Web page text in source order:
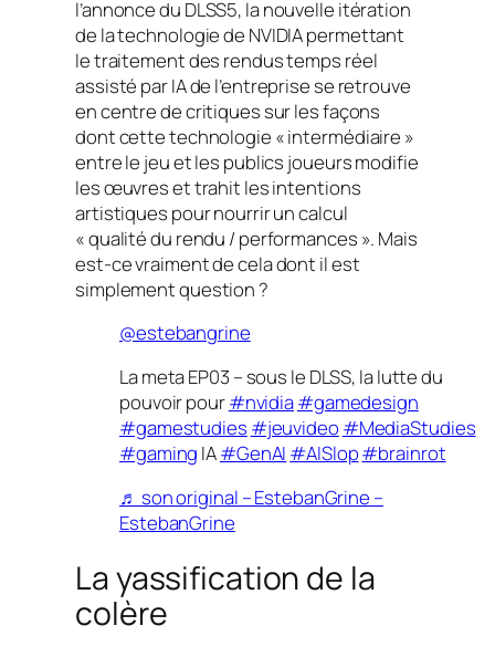
l’annonce du DLSS5, la nouvelle itération
de la technologie de NVIDIA permettant
le traitement des rendus temps réel
assisté par IA de l’entreprise se retrouve
en centre de critiques sur les façons
dont cette technologie « intermédiaire »
entre le jeu et les publics joueurs modifie
les œuvres et trahit les intentions
artistiques pour nourrir un calcul
« qualité du rendu / performances ». Mais
est-ce vraiment de cela dont il est
simplement question ?
@estebangrine
La meta EP03 – sous le DLSS, la lutte du
pouvoir pour#nvidia#gamedesign
#gamestudies #jeuvideo #MediaStudies
#gaming IA#GenAI #AISlop#brainrot
♬ son original – EstebanGrine –
EstebanGrine
La yassification de la
colère